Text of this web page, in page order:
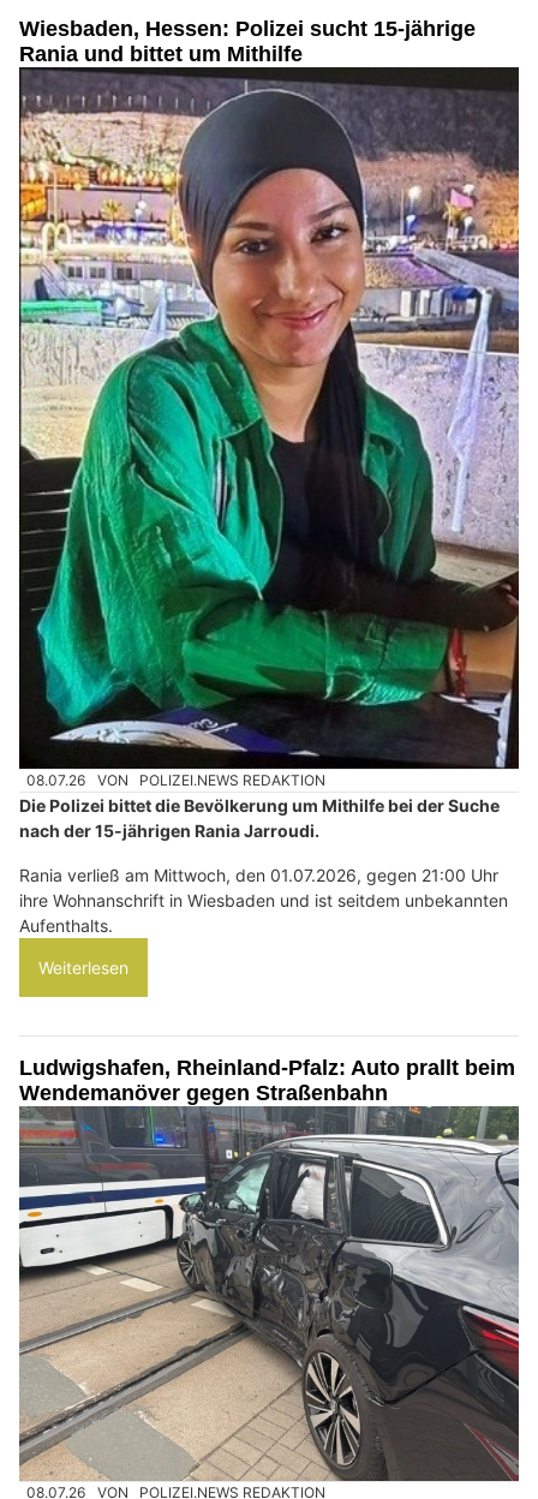
Wiesbaden, Hessen: Polizei sucht 15-jährige
Rania und bittet um Mithilfe
08.07.26 VON POLIZEI.NEWS REDAKTION
Die Polizei bittet die Bevölkerung um Mithilfe bei der Suche
nach der 15-jährigen Rania Jarroudi.
Rania verließ am Mittwoch, den 01.07.2026, gegen 21:00 Uhr
ihre Wohnanschrift in Wiesbaden und ist seitdem unbekannten
Aufenthalts.
Weiterlesen
Ludwigshafen, Rheinland-Pfalz: Auto prallt beim
Wendemanöver gegen Straßenbahn
08.07.26 VON POLIZEI.NEWS REDAKTION